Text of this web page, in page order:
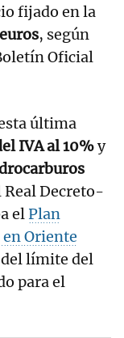
fijado en la
, según
Oficial
última
IVA al 10%y
Real Decreto-
elPlan
Oriente
límite del
para el